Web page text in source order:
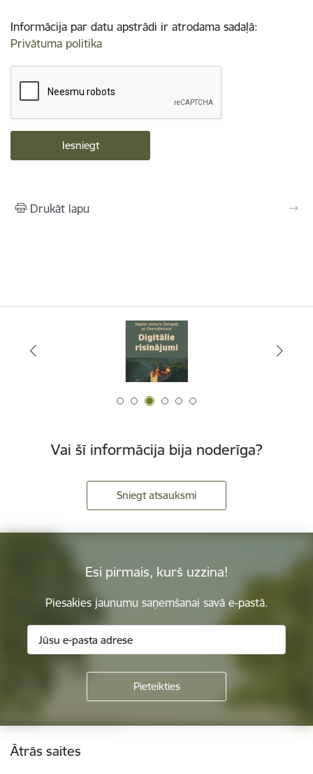
Informācija par datu apstrādi ir atrodama sadaļā:
Privātuma politika
Drukāt lapu
Vai šī informācija bija noderīga?
Sniegt atsauksmi
Esi pirmais, kurš uzzina!
Piesakies jaunumu saņemšanai savā e-pastā.
Kājene
Ātrās saites